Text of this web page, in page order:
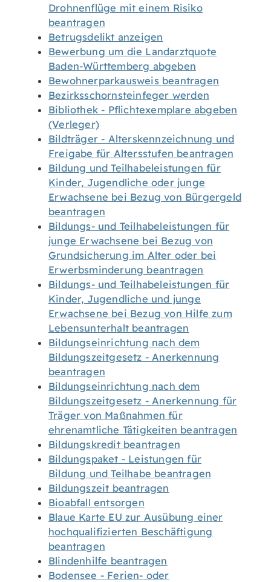
Drohnenflüge mit einem Risiko
beantragen
Betrugsdelikt anzeigen
Bewerbung um die Landarztquote
Baden-Württemberg abgeben
Bewohnerparkausweis beantragen
Bezirksschornsteinfeger werden
Bibliothek - Pflichtexemplare abgeben
(Verleger)
Bildträger - Alterskennzeichnung und
Freigabe für Altersstufen beantragen
Bildung und Teilhabeleistungen für
Kinder, Jugendliche oder junge
Erwachsene bei Bezug von Bürgergeld
beantragen
Bildungs- und Teilhabeleistungen für
junge Erwachsene bei Bezug von
Grundsicherung im Alter oder bei
Erwerbsminderung beantragen
Bildungs- und Teilhabeleistungen für
Kinder, Jugendliche und junge
Erwachsene bei Bezug von Hilfe zum
Lebensunterhalt beantragen
Bildungseinrichtung nach dem
Bildungszeitgesetz - Anerkennung
beantragen
Bildungseinrichtung nach dem
Bildungszeitgesetz - Anerkennung für
Träger von Maßnahmen für
ehrenamtliche Tätigkeiten beantragen
Bildungskredit beantragen
Bildungspaket - Leistungen für
Bildung und Teilhabe beantragen
Bildungszeit beantragen
Bioabfall entsorgen
Blaue Karte EU zur Ausübung einer
hochqualifizierten Beschäftigung
beantragen
Blindenhilfe beantragen
Bodensee - Ferien- oder